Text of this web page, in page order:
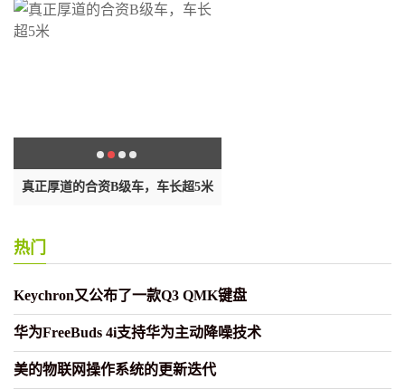
真正厚道的合资B级车，车长超5米
热门
Keychron又公布了一款Q3 QMK键盘
华为FreeBuds 4i支持华为主动降噪技术
美的物联网操作系统的更新迭代